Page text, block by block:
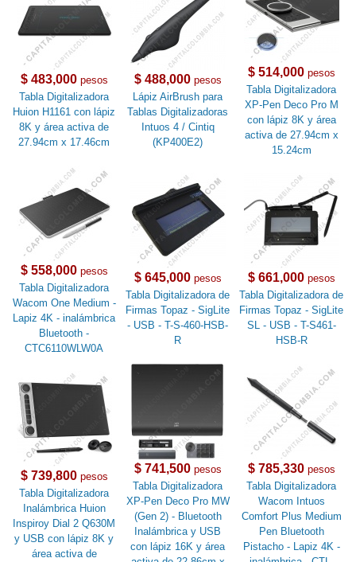
$ 483,000pesos
Tabla Digitalizadora
Huion H1161 con lápiz
8K y área activa de
27.94cm x 17.46cm
$ 488,000pesos
Lápiz AirBrush para
Tablas Digitalizadoras
Intuos 4 / Cintiq
(KP400E2)
$ 514,000pesos
Tabla Digitalizadora
XP-Pen Deco Pro M
con lápiz 8K y área
activa de 27.94cm x
15.24cm
$ 558,000pesos
Tabla Digitalizadora
Wacom One Medium -
Lapiz 4K - inalámbrica
Bluetooth -
CTC6110WLW0A
$ 645,000pesos
Tabla Digitalizadora de
Firmas Topaz - SigLite
- USB - T-S-460-HSB-
R
$ 661,000pesos
Tabla Digitalizadora de
Firmas Topaz - SigLite
SL - USB - T-S461-
HSB-R
$ 739,800pesos
Tabla Digitalizadora
Inalámbrica Huion
Inspiroy Dial 2 Q630M
y USB con lápiz 8K y
área activa de
$ 741,500pesos
Tabla Digitalizadora
XP-Pen Deco Pro MW
(Gen 2) - Bluetooth
Inalámbrica y USB
con lápiz 16K y área
$ 785,330pesos
Tabla Digitalizadora
Wacom Intuos
Comfort Plus Medium
Pen Bluetooth
Pistacho - Lapiz 4K -